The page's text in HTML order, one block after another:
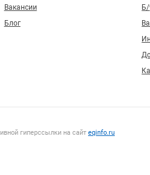
Вакансии
Блог
гиперссылки на сайт eqinfo.ru